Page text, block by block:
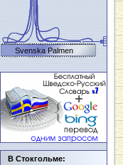
Svenska Palmen
В Стокгольме: